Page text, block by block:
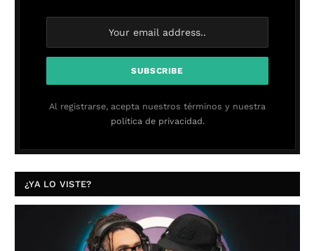
Al registrarse, acepta nuestros términos y nuestra
política de privacidad.
¿YA LO VISTE?